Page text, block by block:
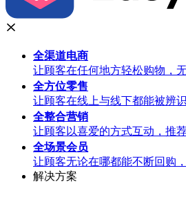
全渠道电商
让顾客在任何地方轻松购物，
全方位零售
让顾客在线上与线下都能被辨
全整合营销
让顾客以喜爱的方式互动，推
全场景会员
让顾客无论在哪都能不断回购
解决方案